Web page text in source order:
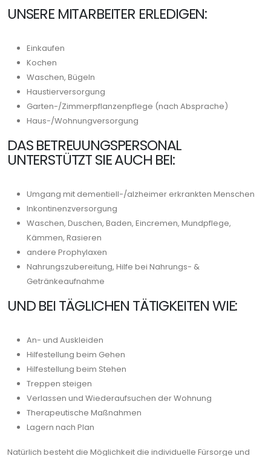
UNSERE MITARBEITER ERLEDIGEN:
Einkaufen
Kochen
Waschen, Bügeln
Haustierversorgung
Garten-/Zimmerpflanzenpflege (nach Absprache)
Haus-/Wohnungversorgung
DAS BETREUUNGSPERSONAL
UNTERSTÜTZT SIE AUCH BEI:
Umgang mit dementiell-/alzheimer erkrankten Menschen
Inkontinenzversorgung
Waschen, Duschen, Baden, Eincremen, Mundpflege,
Kämmen, Rasieren
andere Prophylaxen
Nahrungszubereitung, Hilfe bei Nahrungs- &
Getränkeaufnahme
UND BEI TÄGLICHEN TÄTIGKEITEN WIE:
An- und Auskleiden
Hilfestellung beim Gehen
Hilfestellung beim Stehen
Treppen steigen
Verlassen und Wiederaufsuchen der Wohnung
Therapeutische Maßnahmen
Lagern nach Plan
Natürlich besteht die Möglichkeit die individuelle Fürsorge und